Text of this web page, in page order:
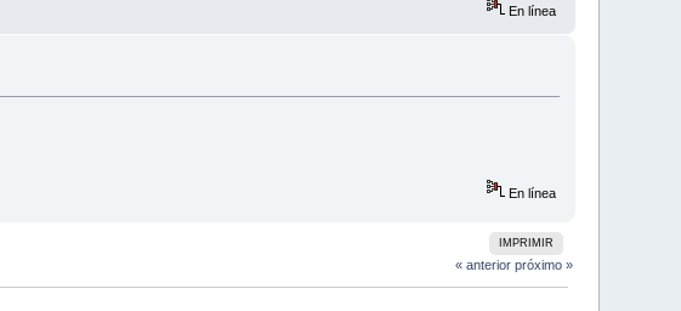
En línea
En línea
IMPRIMIR
« anterior próximo »